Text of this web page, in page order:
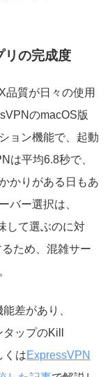
リの完成度
品質が日々の使用
のmacOS版
ョン機能で、起動
は平均6.8秒で、
かりがある日もあ
バー選択は、
して選ぶのに対
ため、混雑サー
差があり、
ップのKill
くはExpressVPN